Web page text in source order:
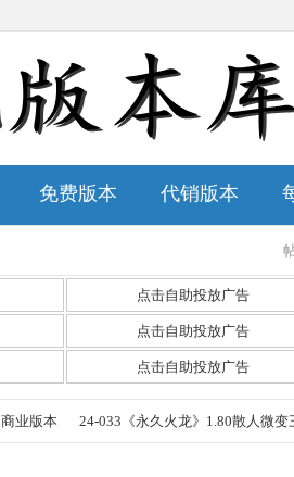
免费版本 代销版本
点击自助投放广告
点击自助投放广告
点击自助投放广告
商业版本 24-033《永久火龙》1.80散人微